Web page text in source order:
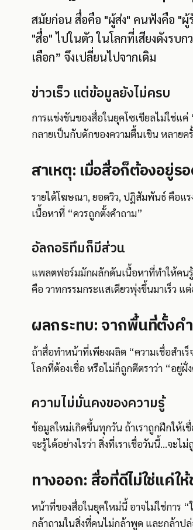
สมัยก่อน สื่อคือ "ผู้ส่ง" คนฟังคือ "
"สื่อ" ไปในตัว ในโลกที่เสียงดังร
เลือก” จึงเปลี่ยนไปจากเดิม
ข่าวเร็ว แต่ข้อมูลยังไม่ครบ
การแข่งขันของสื่อในยุคโซเชียลไม่ใช่แค่
กลายเป็นกับดักของความตื้นเขิน หลายค
สาเหตุ: เมื่อสื่อก็ต้องอยู่ร
รายได้โฆษณา, ยอดวิว, ปฏิสัมพันธ์ คือแ
เนื้อหาที่ “ควรถูกตั้งคำถาม”
อัลกอริทึมก็มีส่วน
แพลตฟอร์มมักผลักดันเนื้อหาที่ทำให้คน
คือ วาทกรรมกระแสเดียวพุ่งขึ้นมาเร็ว แ
ผลกระทบ: จากพื้นที่ตั้งค
ถ้าสื่อทำหน้าที่เพียงผลิต “ความเชื่อสำเ
โลกที่ต้องเชื่อ หรือไม่ก็ถูกตีตราว่า “อยู่ฝั่
ความไม่มั่นคงของความรู้
ข้อมูลใหม่เกิดขึ้นทุกวัน ถ้าเราถูกฝึกให้เ
จะรู้ได้อย่างไรว่า สิ่งที่เราเชื่อวันนี้…จะไ
ทางออก: สื่อที่ดีไม่ใช่แค่ใ
หน้าที่ของสื่อในยุคใหม่นี้ อาจไม่ใช่การ
กล้าถามในสิ่งที่คนไม่กล้าพูด และกล้าป